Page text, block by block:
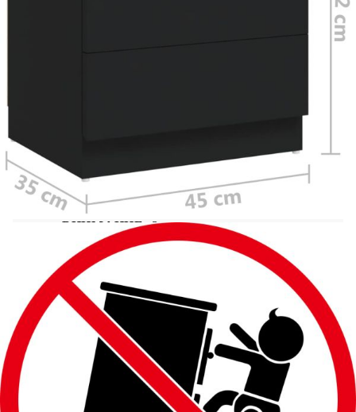
Размери: 45 х 35 х 52 см (Ш x Д x В)
Необходимо сглобяване: Да
ВНИМАНИЕ:За да се предотврати
преобръщане, този продукт трябва да се
използва с предоставения анкер за стена
Legal Documents:
Повече подробности за предотвратяване на
преобръщането на вашите мебели можете да
намерите
тук